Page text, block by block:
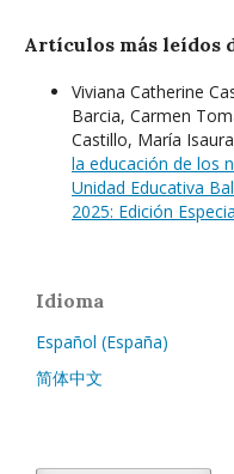
Artículos más leídos
Viviana Catherine
Barcia, Carmen
Castillo, María
la educación de los
Unidad Educativa
2025: Edición
Idioma
Español (España)
简体中文